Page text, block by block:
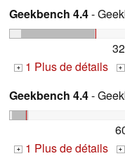
Geekbench 4.4-
+ 1 Plus de détails +
Geekbench 4.4-
+ 1 Plus de détails +